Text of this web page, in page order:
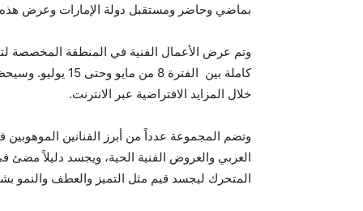
بماضي وحاضر ومستقبل دولة الإمارات وعرض هذه
وتم عرض الأعمال الفنية في المنطقة المخصصة
كاملة بين
خلال المزايد الافتراضية عبر الانترنت.
وتضم المجموعة عدداً من أبرز الفنانين
العربي والعروض الفنية الحية، ويجسد دليلاً مضئ
المتحرك ليجسد قيم مثل التميز والعطف والنمو